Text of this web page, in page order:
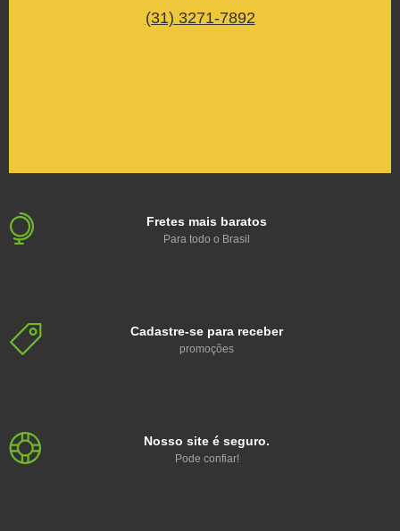
(31) 3271-7892
Fretes mais baratos
Para todo o Brasil
Cadastre-se para receber
promoções
Nosso site é seguro.
Pode confiar!